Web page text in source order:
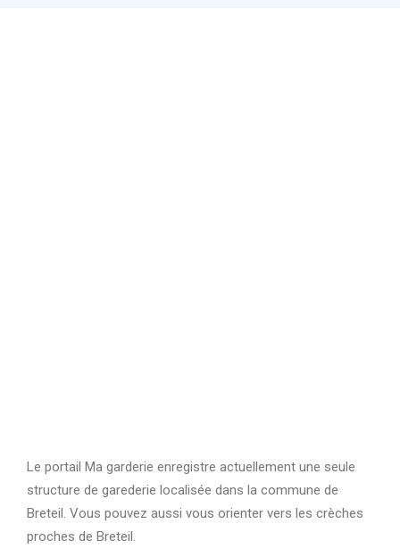
Le portail Ma garderie enregistre actuellement une seule
structure de garederie localisée dans la commune de
Breteil. Vous pouvez aussi vous orienter vers les crèches
proches de Breteil.